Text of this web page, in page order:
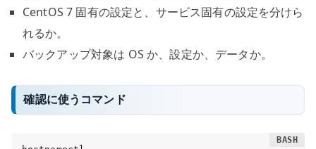
CentOS 7 固有の設定と、サービス固有の設定を分けら
れるか。
バックアップ対象は OS か、設定か、データか。
確認に使うコマンド